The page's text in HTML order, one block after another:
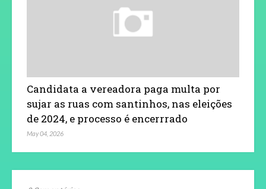
Candidata a vereadora paga multa por
sujar as ruas com santinhos, nas eleições
de 2024, e processo é encerrrado
May 04, 2026